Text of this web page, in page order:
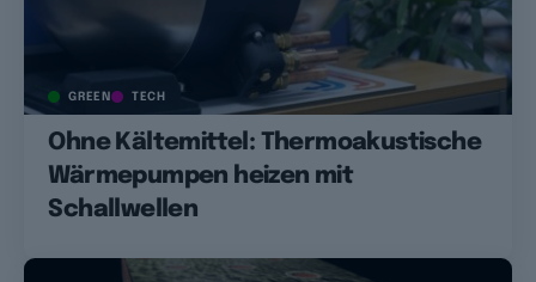
GREEN TECH
Ohne Kältemittel: Thermoakustische
Wärmepumpen heizen mit
Schallwellen